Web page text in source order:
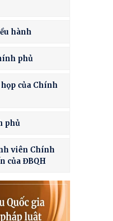
hành
phủ
của Chính
phủ
viên Chính
của ĐBQH